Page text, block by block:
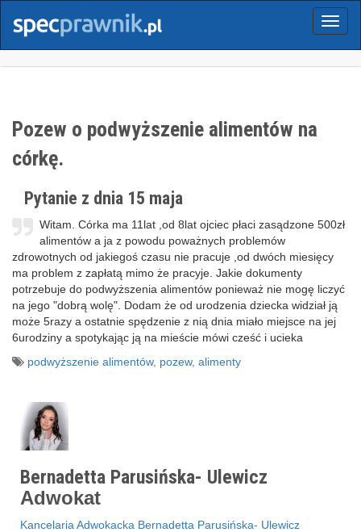
Menu
Pozew o podwyższenie alimentów na
córkę.
Pytanie z dnia 15 maja
Witam. Córka ma 11lat ,od 8lat ojciec płaci zasądzone 500zł
alimentów a ja z powodu poważnych problemów
zdrowotnych od jakiegoś czasu nie pracuje ,od dwóch miesięcy
ma problem z zapłatą mimo że pracyje. Jakie dokumenty
potrzebuje do podwyższenia alimentów ponieważ nie mogę liczyć
na jego "dobrą wolę". Dodam że od urodzenia dziecka widział ją
może 5razy a ostatnie spędzenie z nią dnia miało miejsce na jej
6urodziny a spotykając ją na mieście mówi cześć i ucieka
podwyższenie alimentów, pozew, alimenty
Bernadetta Parusińska- Ulewicz
Adwokat
Kancelaria Adwokacka Bernadetta Parusińska- Ulewicz